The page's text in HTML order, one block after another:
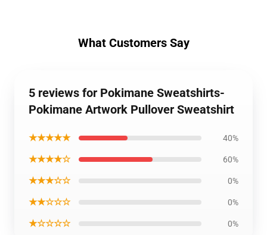
What Customers Say
5 reviews for Pokimane Sweatshirts-
Pokimane Artwork Pullover Sweatshirt
★★★★★ 40%
★★★★☆ 60%
★★★☆☆ 0%
★★☆☆☆ 0%
★☆☆☆☆ 0%